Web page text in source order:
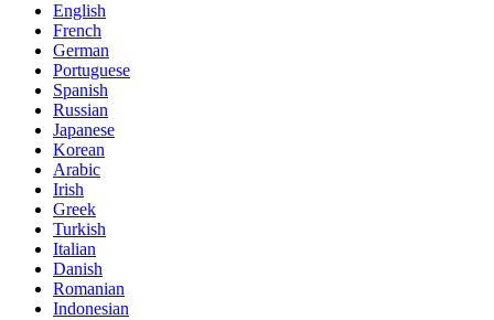
English
French
German
Portuguese
Spanish
Russian
Japanese
Korean
Arabic
Irish
Greek
Turkish
Italian
Danish
Romanian
Indonesian